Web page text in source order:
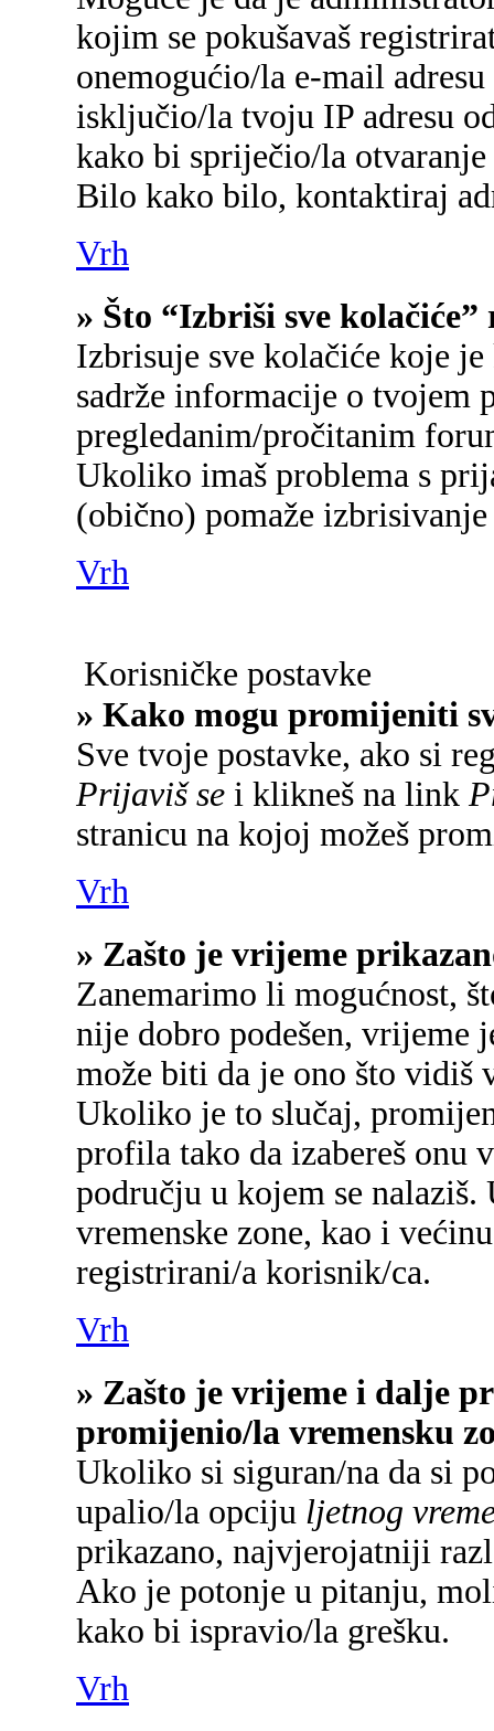
kojim se pokušavaš
onemogućio/la e-mail
isključio/la tvoju IP adresu
kako bi spriječio/la
Bilo kako bilo, kontaktiraj
Vrh
» Što “Izbriši sve kolačiće”
Izbrisuje sve kolačiće koje
sadrže informacije o tvojem
pregledanim/pročitanim
Ukoliko imaš problema s
(obično) pomaže
Vrh
Korisničke postavke
» Kako mogu promijeniti
Sve tvoje postavke, ako si
Prijaviš se i klikneš na link
stranicu na kojoj možeš
Vrh
» Zašto je vrijeme
Zanemarimo li mogućnost,
nije dobro podešen, vrijeme
može biti da je ono što vidiš
Ukoliko je to slučaj,
profila tako da izabereš onu
području u kojem se
vremenske zone, kao i
registrirani/a korisnik/ca.
Vrh
» Zašto je vrijeme i dalje
promijenio/la vremensku
Ukoliko si siguran/na da si
upalio/la opciju ljetnog
prikazano, najvjerojatniji
Ako je potonje u pitanju,
kako bi ispravio/la grešku.
Vrh